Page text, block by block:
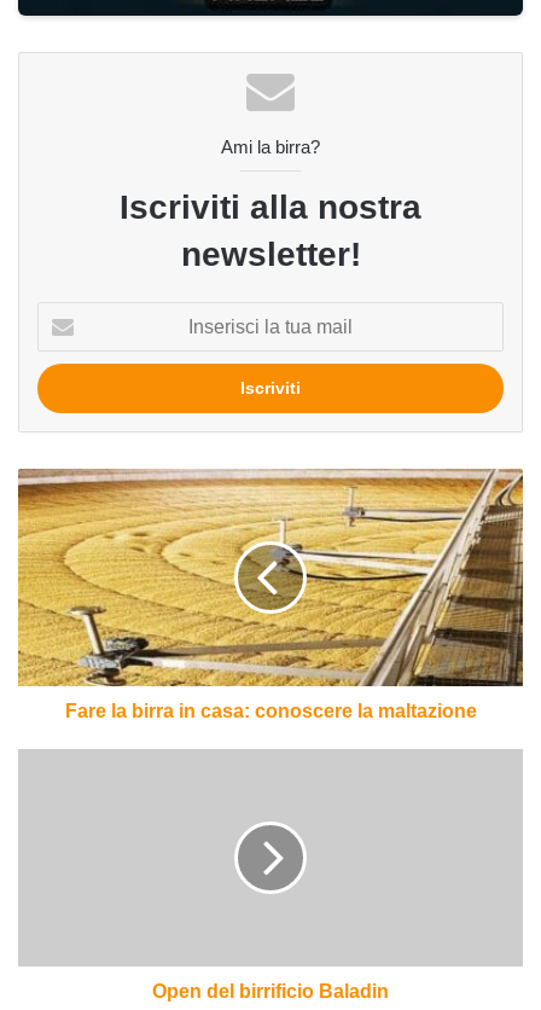
Ami la birra?
Iscriviti alla nostra
newsletter!
tua
mail
Fare
la
birra
in
casa:
conoscere
la
maltazione
Fare la birra in casa: conoscere la maltazione
Open del birrificio Baladin